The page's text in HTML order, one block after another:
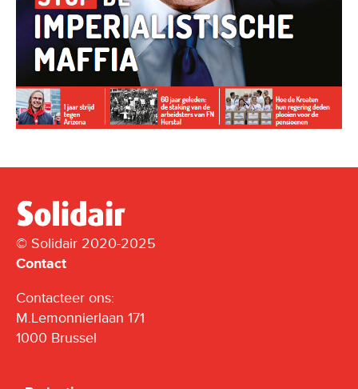
© Solidair 2020-2025
Contact
Contacteer ons:
M.Lemonnierlaan 171
1000 Brussel